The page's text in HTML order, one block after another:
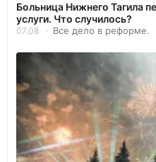
Больница Нижнего Тагила
услуги. Что случилось?
07.08 Все дело в реформе.